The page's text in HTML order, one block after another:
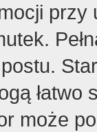
może